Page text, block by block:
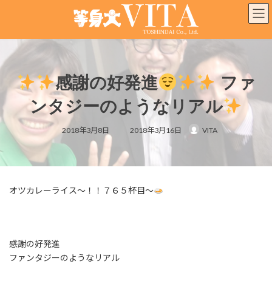
ン
へ
キ
ッ
プ
ー
ョ
に
移
動
感謝の好発進
ファ
ンタジーのようなリアル
2018年3月8日
終
:
2018年3月16日 VITA
オツカレーライス～！！７６５杯目～
感謝の好発進
ファンタジーのようなリアル